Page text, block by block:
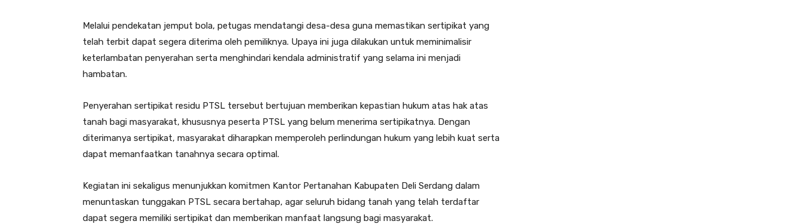
Melalui pendekatan jemput bola, petugas mendatangi desa-desa guna memastikan sertipikat yang
telah terbit dapat segera diterima oleh pemiliknya. Upaya ini juga dilakukan untuk meminimalisir
keterlambatan penyerahan serta menghindari kendala administratif yang selama ini menjadi
hambatan.
Penyerahan sertipikat residu PTSL tersebut bertujuan memberikan kepastian hukum atas hak atas
tanah bagi masyarakat, khususnya peserta PTSL yang belum menerima sertipikatnya. Dengan
diterimanya sertipikat, masyarakat diharapkan memperoleh perlindungan hukum yang lebih kuat serta
dapat memanfaatkan tanahnya secara optimal.
Kegiatan ini sekaligus menunjukkan komitmen Kantor Pertanahan Kabupaten Deli Serdang dalam
menuntaskan tunggakan PTSL secara bertahap, agar seluruh bidang tanah yang telah terdaftar
dapat segera memiliki sertipikat dan memberikan manfaat langsung bagi masyarakat.